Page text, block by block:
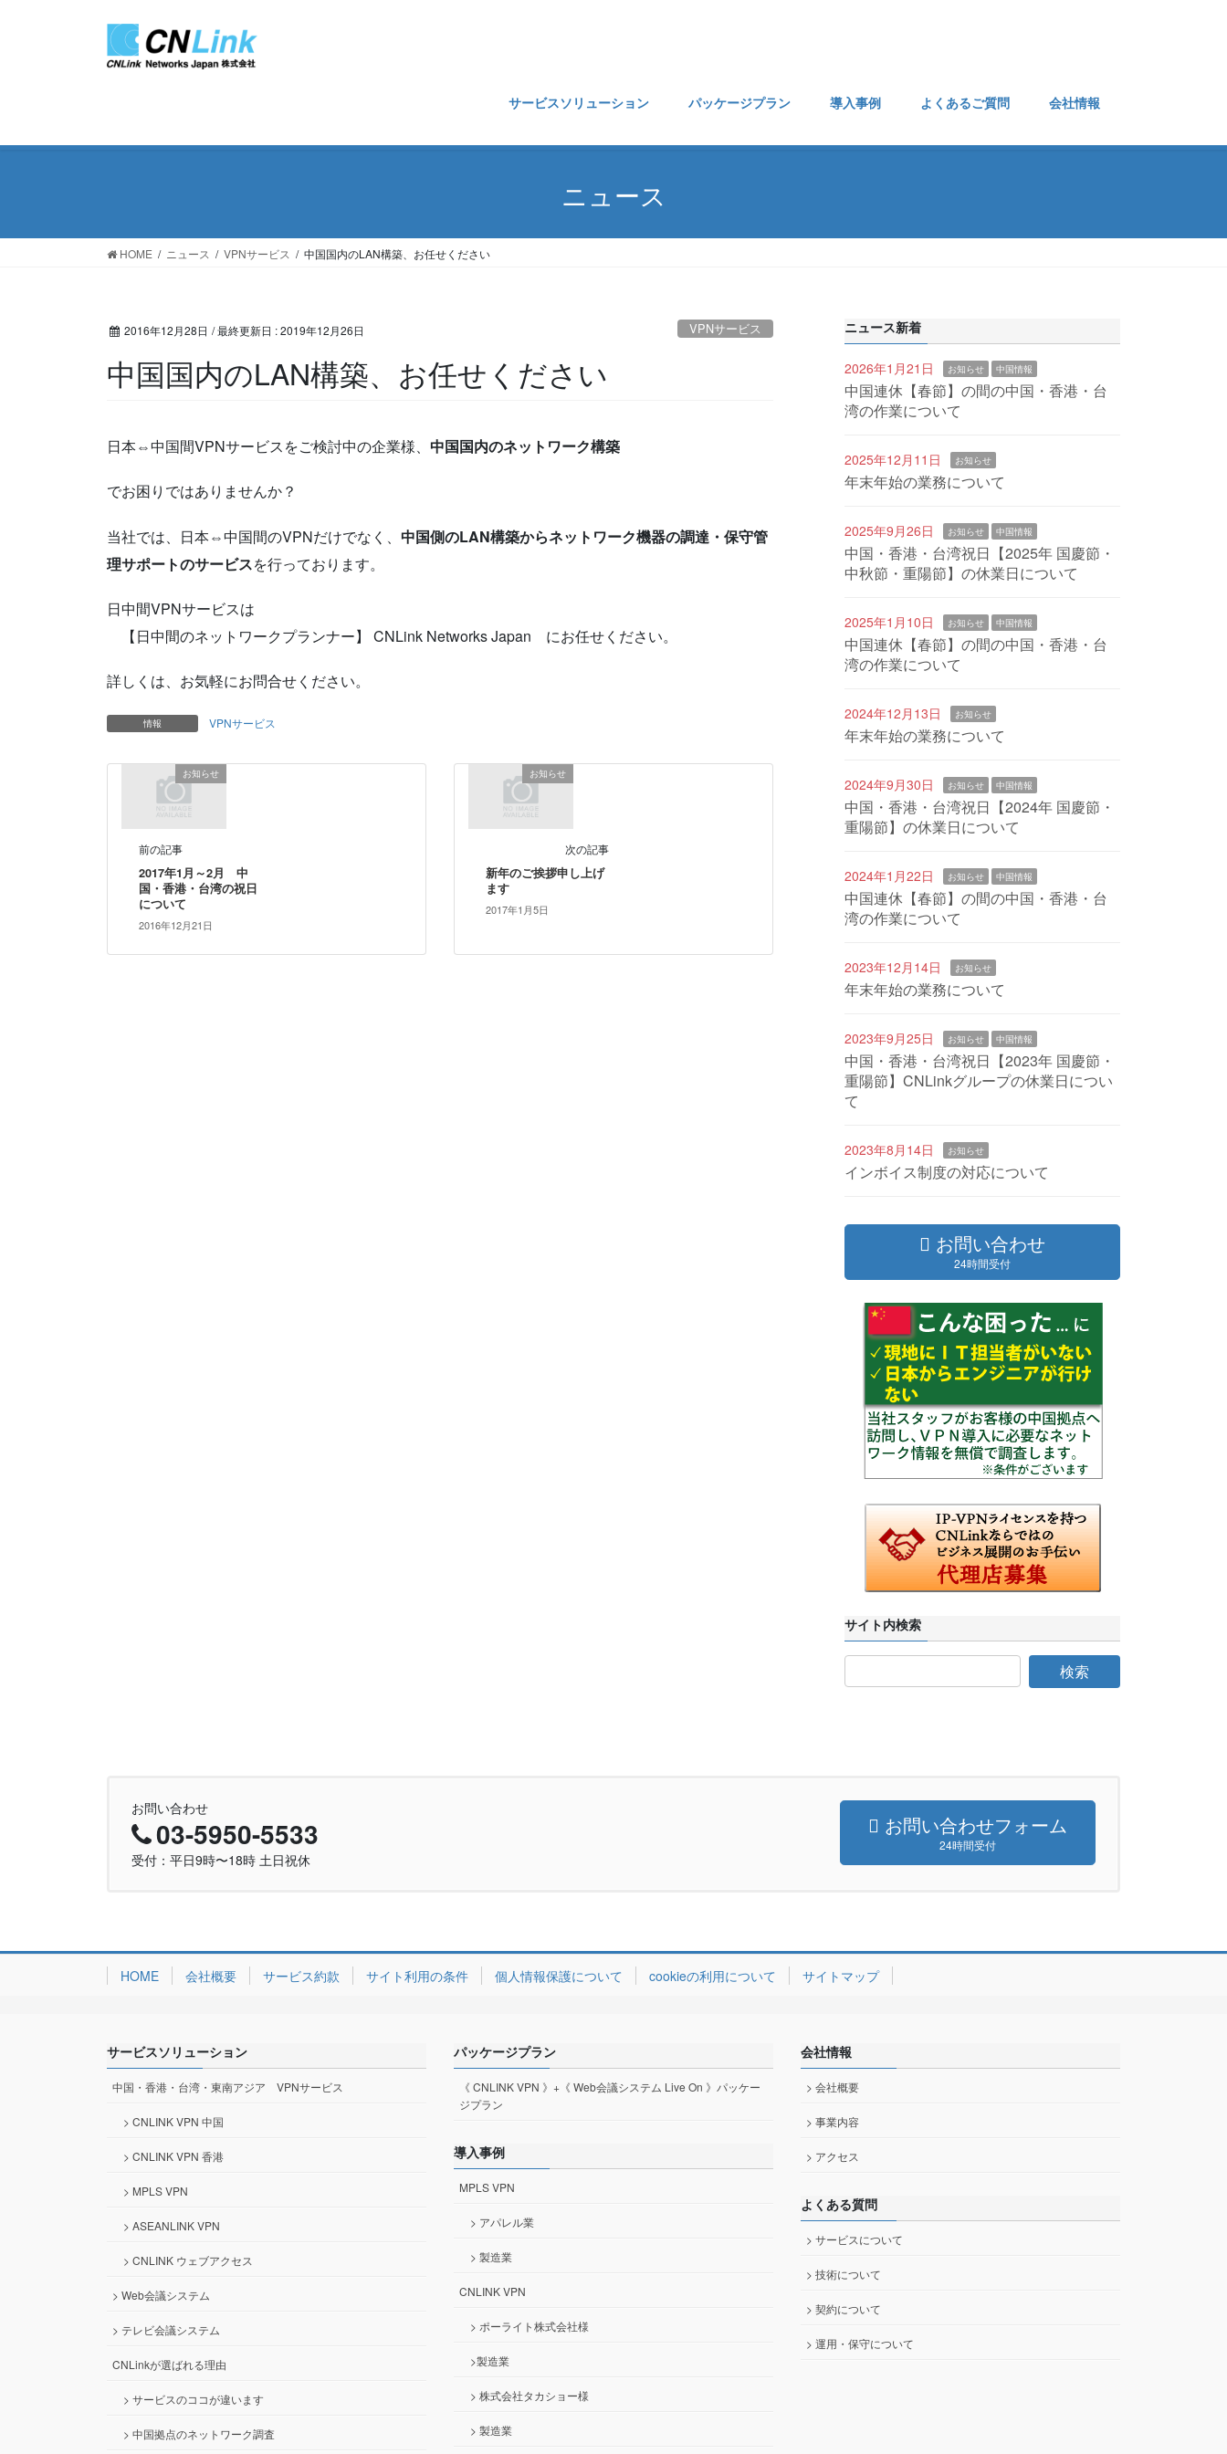
移
ン
サービスソリューション パッケージプラン 導入事例 よくあるご質問 会社情報
ニュース
HOME ニュース VPNサービス 中国国内のLAN構築、お任せください
2016年12月28日 / 最終更新日 :2019年12月26日 VPNサービス
中国国内のLAN構築、お任せください
日本⇔中国間VPNサービスをご検討中の企業様、 中国国内のネットワーク構築
でお困りではありませんか？
当社では、日本⇔中国間のVPNだけでなく、 中国側のLAN構築からネットワーク機器の調達・保守管
理サポートのサービスを行っております。
日中間VPNサービスは
【日中間のネットワークプランナー】 CNLink Networks Japan にお任せください。
詳しくは、お気軽にお問合せください。
情報 VPNサービス
お知らせ
前の記事
2017年1月～2月 中
国・香港・台湾の祝日
について
2016年12月21日
お知らせ
次の記事
新年のご挨拶申し上げ
ます
2017年1月5日
ニュース新着
2026年1月21日 お知らせ 中国情報
中国連休【春節】の間の中国・香港・台
湾の作業について
2025年12月11日 お知らせ
年末年始の業務について
2025年9月26日 お知らせ 中国情報
中国・香港・台湾祝日【2025年 国慶節・
中秋節・重陽節】の休業日について
2025年1月10日 お知らせ 中国情報
中国連休【春節】の間の中国・香港・台
湾の作業について
2024年12月13日 お知らせ
年末年始の業務について
2024年9月30日 お知らせ 中国情報
中国・香港・台湾祝日【2024年 国慶節・
重陽節】の休業日について
2024年1月22日 お知らせ 中国情報
中国連休【春節】の間の中国・香港・台
湾の作業について
2023年12月14日 お知らせ
年末年始の業務について
2023年9月25日 お知らせ 中国情報
中国・香港・台湾祝日【2023年 国慶節・
重陽節】CNLinkグループの休業日につい
て
2023年8月14日 お知らせ
インボイス制度の対応について
お問い合わせ
24時間受付
サイト内検索
お問い合わせ
03-5950-5533
受付：平日9時〜18時 土日祝休
お問い合わせフォーム
24時間受付
HOME 会社概要 サービス約款 サイト利用の条件 個人情報保護について cookieの利用について サイトマップ
サービスソリューション
中国・香港・台湾・東南アジア VPNサービス
> CNLINK VPN 中国
> CNLINK VPN 香港
> MPLS VPN
> ASEANLINK VPN
> CNLINK ウェブアクセス
> Web会議システム
> テレビ会議システム
CNLinkが選ばれる理由
> サービスのココが違います
> 中国拠点のネットワーク調査
パッケージプラン
《 CNLINK VPN 》+《 Web会議システム Live On 》パッケー
ジプラン
導入事例
MPLS VPN
> アパレル業
> 製造業
CNLINK VPN
> ポーライト株式会社様
>製造業
> 株式会社タカショー様
> 製造業
会社情報
> 会社概要
> 事業内容
> アクセス
よくある質問
> サービスについて
> 技術について
> 契約について
> 運用・保守について